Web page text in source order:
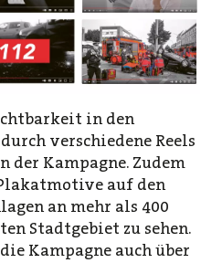
in den
verschiedene Reels
der Kampagne. Zudem
auf den
an mehr als 400
Stadtgebiet zu sehen.
Kampagne auch über